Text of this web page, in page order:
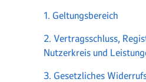
1. Geltungsbereich
2. Vertragsschluss,
Nutzerkreis und
3. Gesetzliches